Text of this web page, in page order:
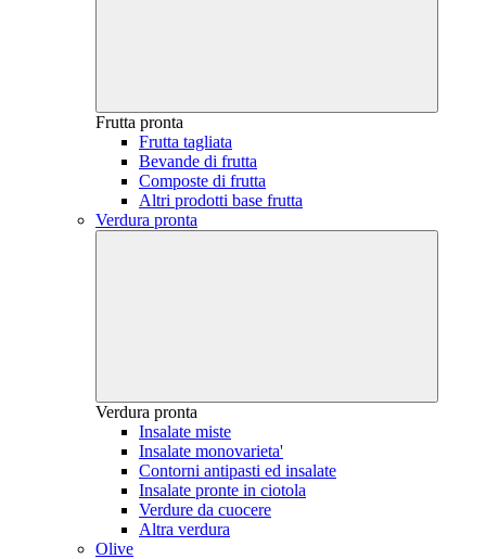
Frutta pronta
Frutta tagliata
Bevande di frutta
Composte di frutta
Altri prodotti base frutta
Verdura pronta
Verdura pronta
Insalate miste
Insalate monovarieta'
Contorni antipasti ed insalate
Insalate pronte in ciotola
Verdure da cuocere
Altra verdura
Olive